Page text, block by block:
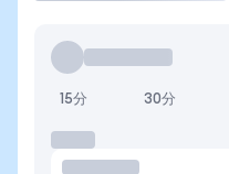
15分 30分